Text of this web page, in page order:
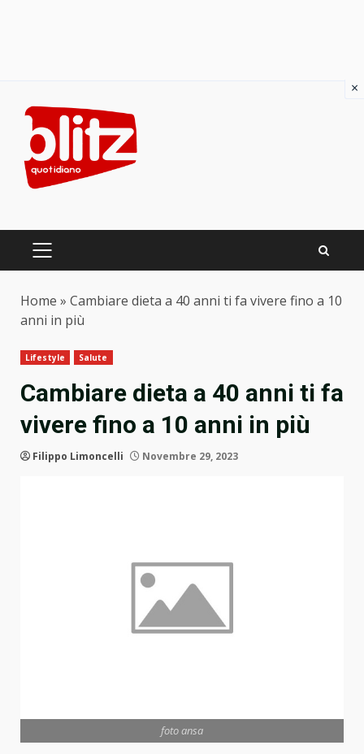
content
PRIMARY
Home » Cambiare dieta a 40 anni ti fa vivere fino a 10
anni in più
Lifestyle Salute
Cambiare dieta a 40 anni ti fa
vivere fino a 10 anni in più
Filippo Limoncelli Novembre 29, 2023
foto ansa
×